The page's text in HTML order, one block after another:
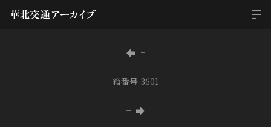
−
箱番号 3601
−